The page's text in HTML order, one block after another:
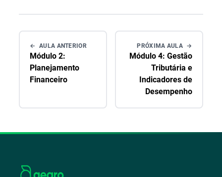
AULA ANTERIOR
Módulo 2:
Planejamento
Financeiro
PRÓXIMA AULA
Módulo 4: Gestão
Tributária e
Indicadores de
Desempenho